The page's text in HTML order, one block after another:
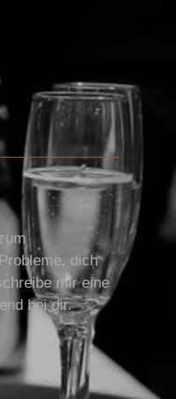
dich
mir eine
bei dir.